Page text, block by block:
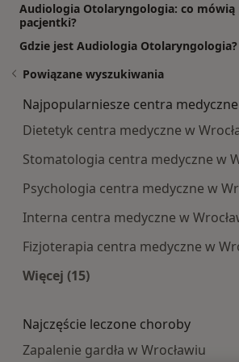
Audiologia Otolaryngologia: co mówią
pacjentki?
Gdzie jest Audiologia Otolaryngologia?
Powiązane wyszukiwania
Najpopularniesze centra medyczne
Dietetyk centra medyczne w
Stomatologia centra medyczne w
Psychologia centra medyczne w
Interna centra medyczne w
Fizjoterapia centra medyczne w
Więcej (15)
Najczęście leczone choroby
Zapalenie gardła w Wrocławiu